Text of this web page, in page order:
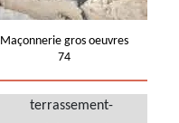
Maçonnerie gros oeuvres
74